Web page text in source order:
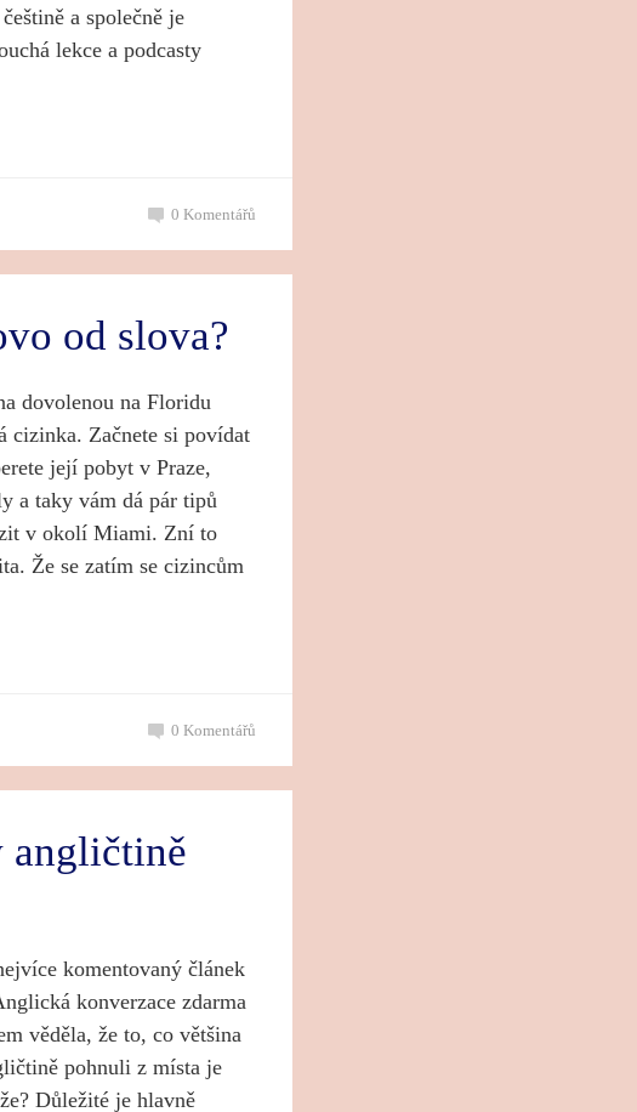
a společně je
lekce a podcasty
0 Komentářů
od slova?
dovolenou na Floridu
cizinka. Začnete si povídat
její pobyt v Praze,
a taky vám dá pár tipů
v okolí Miami. Zní to
Že se zatím se cizincům
0 Komentářů
angličtině
komentovaný článek
konverzace zdarma
věděla, že to, co většina
pohnuli z místa je
Důležité je hlavně